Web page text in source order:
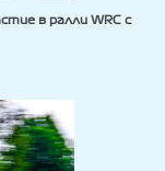
в ралли WRC с